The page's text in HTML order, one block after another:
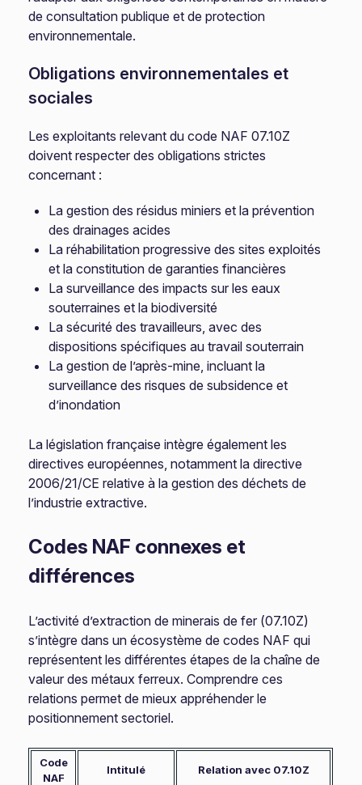
de consultation publique et de protection
environnementale.
Obligations environnementales et
sociales
Les exploitants relevant du code NAF 07.10Z
doivent respecter des obligations strictes
concernant :
La gestion des résidus miniers et la prévention
des drainages acides
La réhabilitation progressive des sites exploités
et la constitution de garanties financières
La surveillance des impacts sur les eaux
souterraines et la biodiversité
La sécurité des travailleurs, avec des
dispositions spécifiques au travail souterrain
La gestion de l’après-mine, incluant la
surveillance des risques de subsidence et
d’inondation
La législation française intègre également les
directives européennes, notamment la directive
2006/21/CE relative à la gestion des déchets de
l’industrie extractive.
Codes NAF connexes et
différences
L’activité d’extraction de minerais de fer (07.10Z)
s’intègre dans un écosystème de codes NAF qui
représentent les différentes étapes de la chaîne de
valeur des métaux ferreux. Comprendre ces
relations permet de mieux appréhender le
positionnement sectoriel.
Code
NAF
Intitulé Relation avec 07.10Z